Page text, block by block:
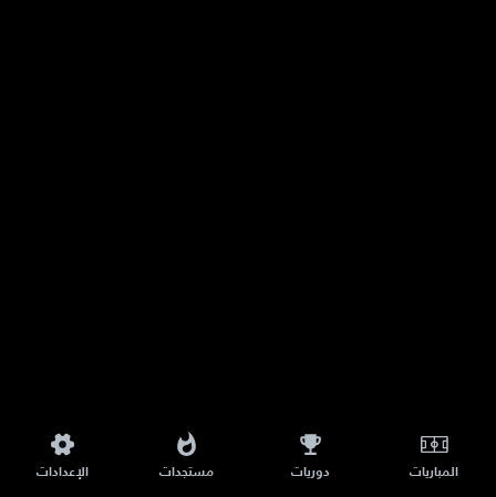
المباريات دوريات مستجدات الإعدادات